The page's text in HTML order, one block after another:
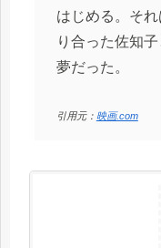
はじめる。そ
り合った佐知
夢だった。
引用元： 映画.com